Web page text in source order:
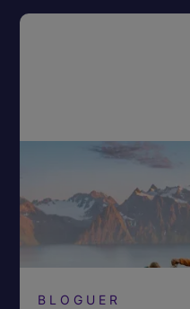
BLOGUER